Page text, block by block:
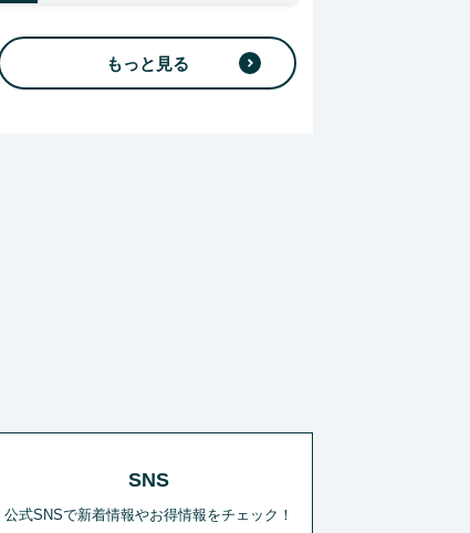
もっと見る
SNS
公式SNSで新着情報やお得情報をチェック！